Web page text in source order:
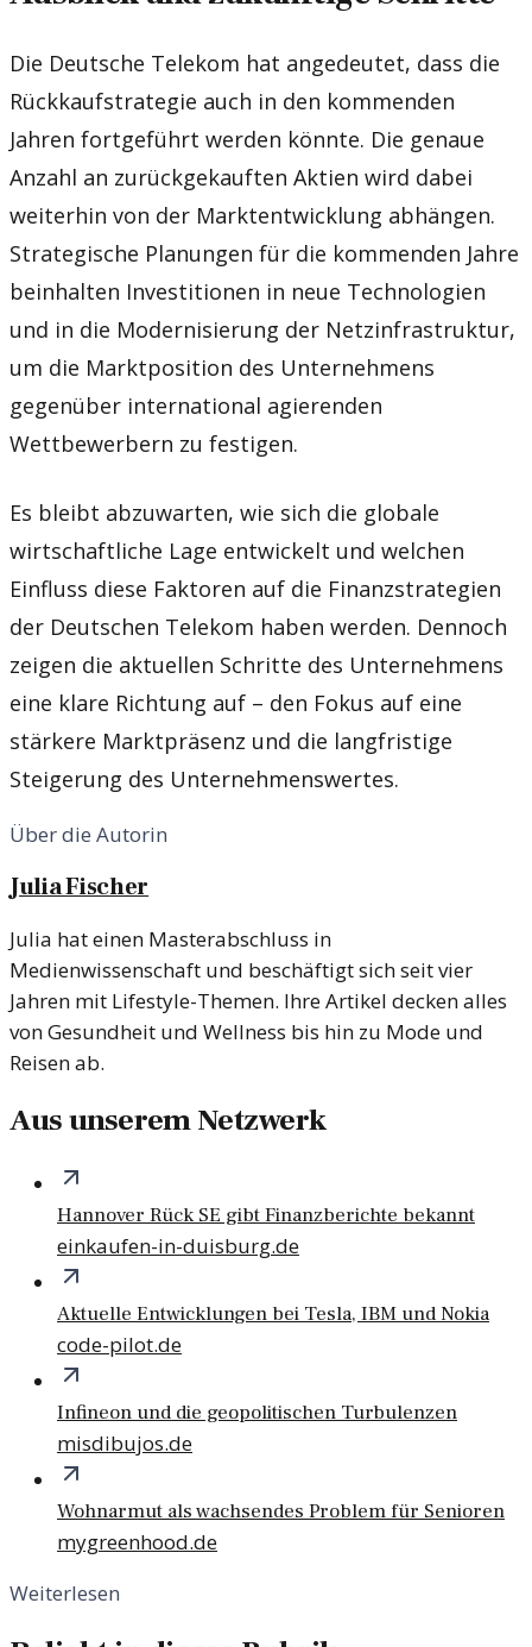
Die Deutsche Telekom hat angedeutet, dass die
Rückkaufstrategie auch in den kommenden
Jahren fortgeführt werden könnte. Die genaue
Anzahl an zurückgekauften Aktien wird dabei
weiterhin von der Marktentwicklung abhängen.
Strategische Planungen für die kommenden Jahre
beinhalten Investitionen in neue Technologien
und in die Modernisierung der Netzinfrastruktur,
um die Marktposition des Unternehmens
gegenüber international agierenden
Wettbewerbern zu festigen.
Es bleibt abzuwarten, wie sich die globale
wirtschaftliche Lage entwickelt und welchen
Einfluss diese Faktoren auf die Finanzstrategien
der Deutschen Telekom haben werden. Dennoch
zeigen die aktuellen Schritte des Unternehmens
eine klare Richtung auf – den Fokus auf eine
stärkere Marktpräsenz und die langfristige
Steigerung des Unternehmenswertes.
Über die Autorin
Julia Fischer
Julia hat einen Masterabschluss in
Medienwissenschaft und beschäftigt sich seit vier
Jahren mit Lifestyle-Themen. Ihre Artikel decken alles
von Gesundheit und Wellness bis hin zu Mode und
Reisen ab.
Aus unserem Netzwerk
Hannover Rück SE gibt Finanzberichte bekannt
einkaufen-in-duisburg.de
Aktuelle Entwicklungen bei Tesla, IBM und Nokia
code-pilot.de
Infineon und die geopolitischen Turbulenzen
misdibujos.de
Wohnarmut als wachsendes Problem für Senioren
mygreenhood.de
Weiterlesen